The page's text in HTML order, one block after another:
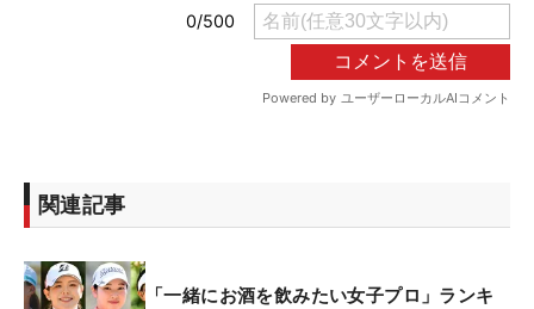
関連記事
「一緒にお酒を飲みたい女子プロ」ランキ